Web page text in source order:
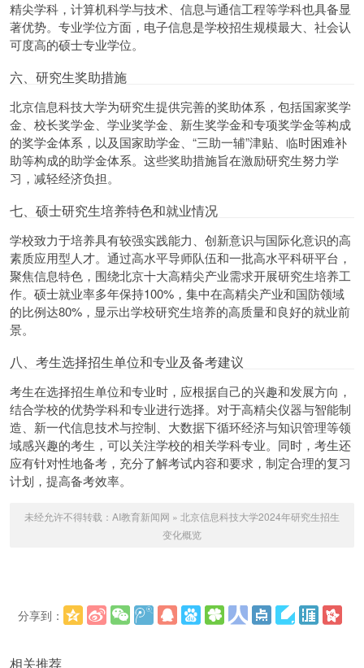
精尖学科，计算机科学与技术、信息与通信工程等学科也具备显
著优势。专业学位方面，电子信息是学校招生规模最大、社会认
可度高的硕士专业学位。
六、研究生奖助措施
北京信息科技大学为研究生提供完善的奖助体系，包括国家奖学
金、校长奖学金、学业奖学金、新生奖学金和专项奖学金等构成
的奖学金体系，以及国家助学金、“三助一辅”津贴、临时困难补
助等构成的助学金体系。这些奖助措施旨在激励研究生努力学
习，减轻经济负担。
七、硕士研究生培养特色和就业情况
学校致力于培养具有较强实践能力、创新意识与国际化意识的高
素质应用型人才。通过高水平导师队伍和一批高水平科研平台，
聚焦信息特色，围绕北京十大高精尖产业需求开展研究生培养工
作。硕士就业率多年保持100%，集中在高精尖产业和国防领域
的比例达80%，显示出学校研究生培养的高质量和良好的就业前
景。
八、考生选择招生单位和专业及备考建议
考生在选择招生单位和专业时，应根据自己的兴趣和发展方向，
结合学校的优势学科和专业进行选择。对于高精尖仪器与智能制
造、新一代信息技术与控制、大数据下循环经济与知识管理等领
域感兴趣的考生，可以关注学校的相关学科专业。同时，考生还
应有针对性地备考，充分了解考试内容和要求，制定合理的复习
计划，提高备考效率。
未经允许不得转载： AI教育新闻网 » 北京信息科技大学2024年研究生招生
变化概览
分享到：
相关推荐